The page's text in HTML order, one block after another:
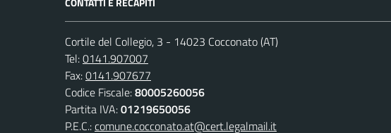
Cortile del Collegio, 3 - 14023 Cocconato (AT)
Tel:0141.907007
Fax:0141.907677
Codice Fiscale:80005260056
Partita IVA:01219650056
P.E.C.:comune.cocconato.at@cert.legalmail.it